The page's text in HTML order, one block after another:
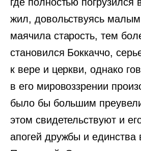
жил, довольствуясь
маячила старость, тем
становился Боккаччо,
к вере и церкви, однако
в его мировоззрении
было бы большим
этом свидетельствуют и
апогей дружбы и единства